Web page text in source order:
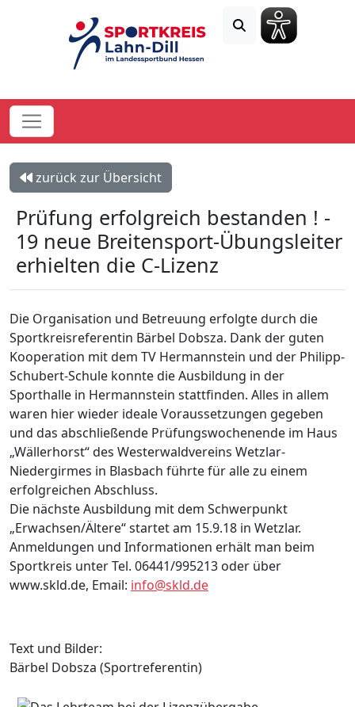
zurück zur Übersicht
Prüfung erfolgreich bestanden ! -
19 neue Breitensport-Übungsleiter
erhielten die C-Lizenz
Die Organisation und Betreuung erfolgte durch die
Sportkreisreferentin Bärbel Dobsza. Dank der guten
Kooperation mit dem TV Hermannstein und der Philipp-
Schubert-Schule konnte die Ausbildung in der
Sporthalle in Hermannstein stattfinden. Alles in allem
waren hier wieder ideale Voraussetzungen gegeben
und das abschließende Prüfungswochenende im Haus
„Wällerhorst“ des Westerwaldvereins Wetzlar-
Niedergirmes in Blasbach führte für alle zu einem
erfolgreichen Abschluss.
Die nächste Ausbildung mit dem Schwerpunkt
„Erwachsen/Ältere“ startet am 15.9.18 in Wetzlar.
Anmeldungen und Informationen erhält man beim
Sportkreis unter Tel. 06441/995213 oder über
www.skld.de, Email: info@skld.de
Text und Bilder:
Bärbel Dobsza (Sportreferentin)